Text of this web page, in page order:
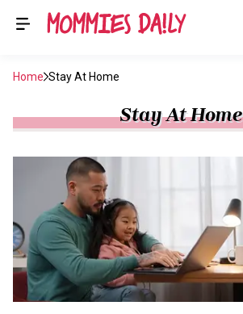
Home Stay At Home
Stay At Home